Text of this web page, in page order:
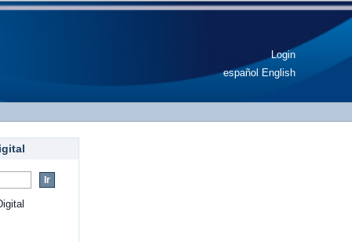
y vacunas
Login
español English